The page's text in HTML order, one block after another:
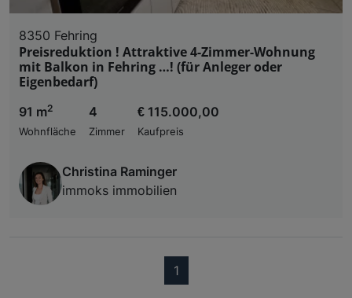
8350 Fehring
Preisreduktion ! Attraktive 4-Zimmer-Wohnung
mit Balkon in Fehring …! (für Anleger oder
Eigenbedarf)
91 m2
Wohnfläche
4
Zimmer
€ 115.000,00
Kaufpreis
Christina Raminger
immoks immobilien
1(current)